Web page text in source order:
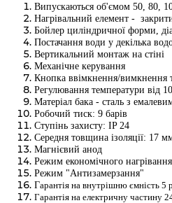
Випускаються об'ємом 50, 80,
Нагрівальний елемент -
Бойлер циліндричної форми,
Постачання води у декілька
Вертикальний монтаж на стіні
Механічне керування
Кнопка ввімкнення/вимкнення
Регулювання температури від
Матеріал бака - сталь з
Робочий тиск: 9 барів
Ступінь захисту: IP 24
Середня товщина ізоляції: 17
Магнієвий анод
Режим економічного нагрівання
Режим "Антизамерзання"
Гарантія на внутрішню ємність 5
Гарантія на електричну частину 24